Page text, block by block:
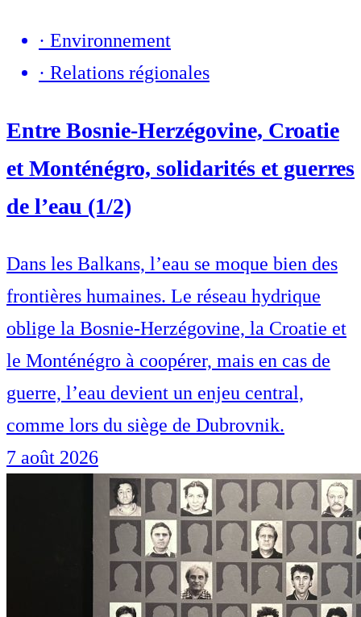
· Environnement
· Relations régionales
Entre Bosnie-Herzégovine, Croatie
et Monténégro, solidarités et guerres
de l’eau (1/2)
Dans les Balkans, l’eau se moque bien des
frontières humaines. Le réseau hydrique
oblige la Bosnie-Herzégovine, la Croatie et
le Monténégro à coopérer, mais en cas de
guerre, l’eau devient un enjeu central,
comme lors du siège de Dubrovnik.
7 août 2026